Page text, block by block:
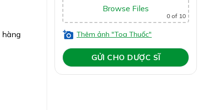
Browse Files
0 of 10
Thêm ảnh "Toa Thuốc"
hàng